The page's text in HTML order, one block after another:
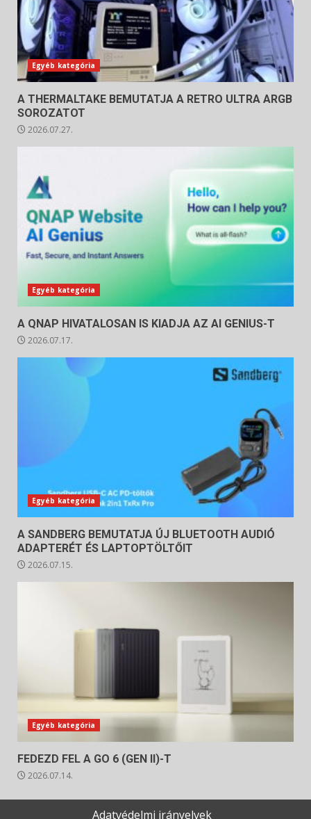
Egyéb kategória
A THERMALTAKE BEMUTATJA A RETRO ULTRA ARGB
SOROZATOT
2026.07.27.
Egyéb kategória
A QNAP HIVATALOSAN IS KIADJA AZ AI GENIUS-T
2026.07.17.
Egyéb kategória
A SANDBERG BEMUTATJA ÚJ BLUETOOTH AUDIÓ
ADAPTERÉT ÉS LAPTOPTÖLTŐIT
2026.07.15.
Egyéb kategória
FEDEZD FEL A GO 6 (GEN II)-T
2026.07.14.
Adatvédelmi irányelvek